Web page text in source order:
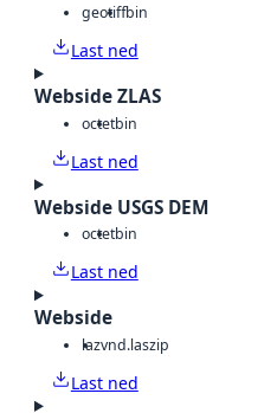
geotiffbin
Last ned
Webside ZLAS
octetbin
Last ned
Webside USGS DEM
octetbin
Last ned
Webside
lazvnd.laszip
Last ned